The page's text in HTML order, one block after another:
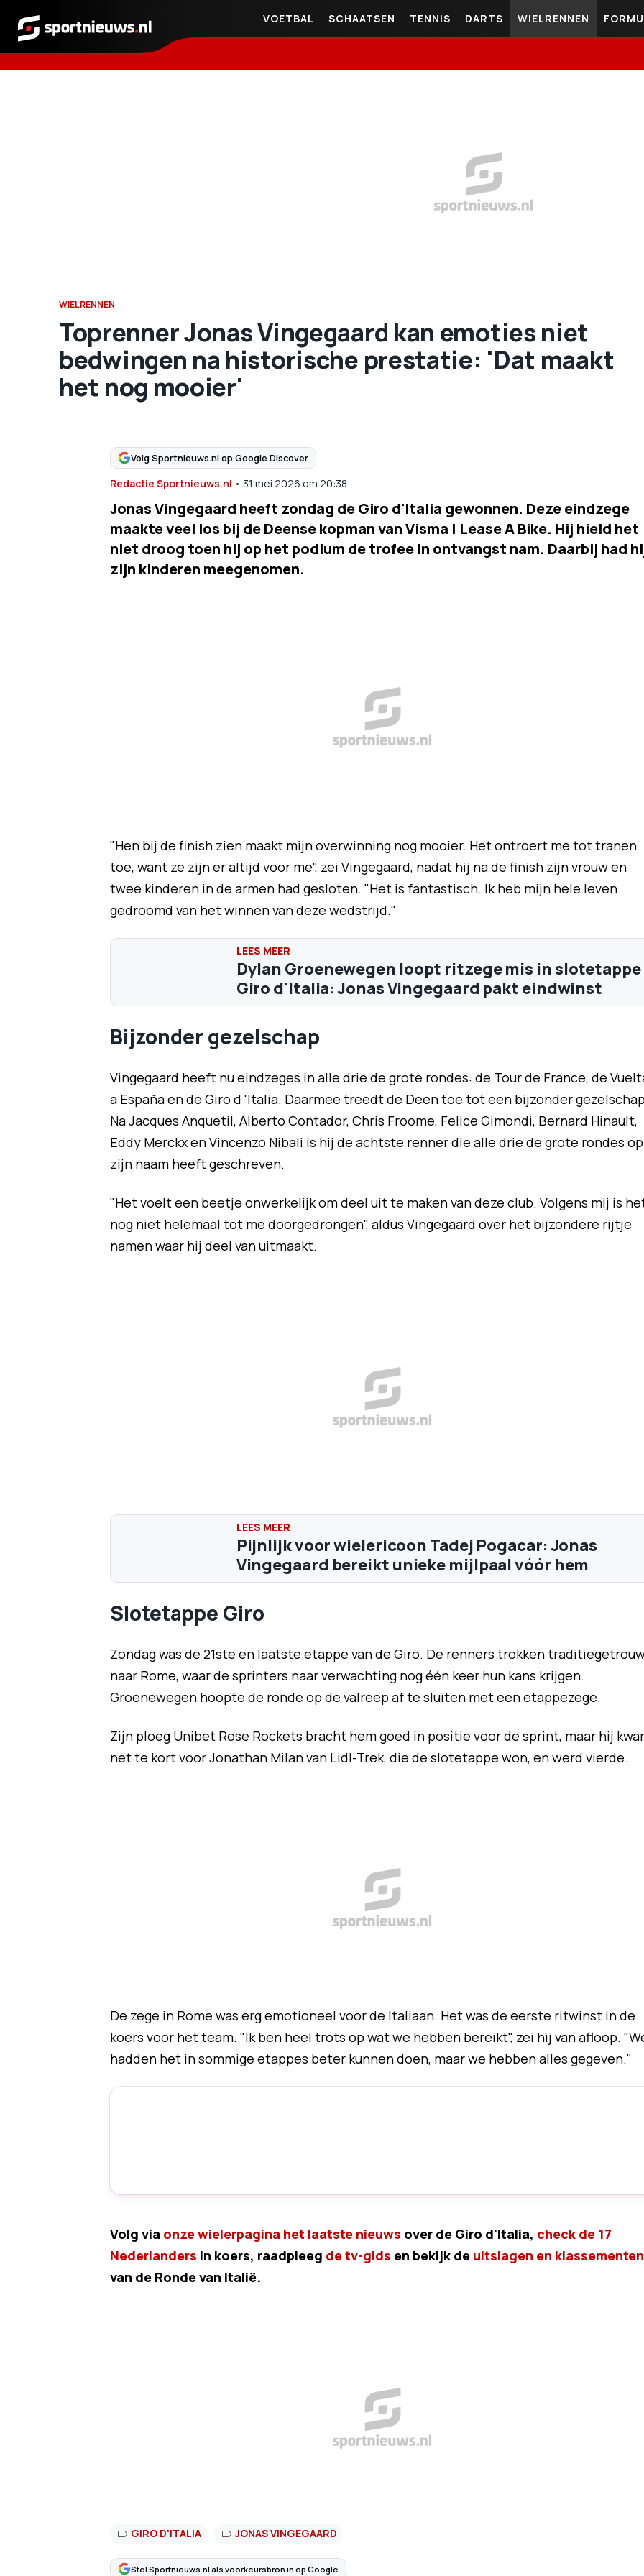
Sportnieuws.nl
VOETBAL SCHAATSEN TENNIS DARTS WIELRENNEN
WIELRENNEN
Toprenner Jonas Vingegaard kan emoties niet
bedwingen na historische prestatie: 'Dat maakt
het nog mooier'
Volg Sportnieuws.nl op Google Discover
Redactie Sportnieuws.nl • 31 mei 2026 om 20:38
Jonas Vingegaard heeft zondag de Giro d'Italia gewonnen. Deze eindzege
maakte veel los bij de Deense kopman van Visma | Lease A Bike. Hij hield het
niet droog toen hij op het podium de trofee in ontvangst nam. Daarbij had
zijn kinderen meegenomen.
"Hen bij de finish zien maakt mijn overwinning nog mooier. Het ontroert me tot tranen
toe, want ze zijn er altijd voor me", zei Vingegaard, nadat hij na de finish zijn vrouw en
twee kinderen in de armen had gesloten. "Het is fantastisch. Ik heb mijn hele leven
gedroomd van het winnen van deze wedstrijd."
Dylan Groenewegen loopt ritzege mis in slotetappe
Giro d'Italia: Jonas Vingegaard pakt eindwinst
Bijzonder gezelschap
Vingegaard heeft nu eindzeges in alle drie de grote rondes: de Tour de France, de
a España en de Giro d 'Italia. Daarmee treedt de Deen toe tot een bijzonder
Na Jacques Anquetil, Alberto Contador, Chris Froome, Felice Gimondi, Bernard Hinault,
Eddy Merckx en Vincenzo Nibali is hij de achtste renner die alle drie de grote rondes op
zijn naam heeft geschreven.
"Het voelt een beetje onwerkelijk om deel uit te maken van deze club. Volgens mij is
nog niet helemaal tot me doorgedrongen", aldus Vingegaard over het bijzondere rijtje
namen waar hij deel van uitmaakt.
Pijnlijk voor wielericoon Tadej Pogacar: Jonas
Vingegaard bereikt unieke mijlpaal vóór hem
Slotetappe Giro
Zondag was de 21ste en laatste etappe van de Giro. De renners trokken
naar Rome, waar de sprinters naar verwachting nog één keer hun kans krijgen.
Groenewegen hoopte de ronde op de valreep af te sluiten met een etappezege.
Zijn ploeg Unibet Rose Rockets bracht hem goed in positie voor de sprint, maar hij
net te kort voor Jonathan Milan van Lidl-Trek, die de slotetappe won, en werd vierde.
De zege in Rome was erg emotioneel voor de Italiaan. Het was de eerste ritwinst in de
koers voor het team. "Ik ben heel trots op wat we hebben bereikt", zei hij van afloop.
hadden het in sommige etappes beter kunnen doen, maar we hebben alles gegeven."
Volg via onze wielerpagina het laatste nieuws over de Giro d'Italia, check de 17
Nederlanders in koers, raadpleeg de tv-gids en bekijk de uitslagen en klassementen
van de Ronde van Italië.
GIRO D'ITALIA JONAS VINGEGAARD
Stel Sportnieuws.nl als voorkeursbron in op Google